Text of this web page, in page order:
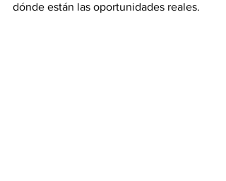
dónde están las oportunidades reales.